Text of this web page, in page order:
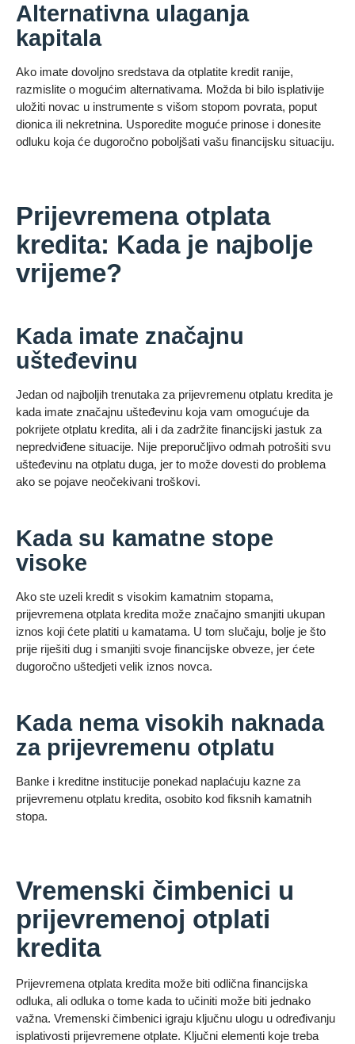
Alternativna ulaganja
kapitala
Ako imate dovoljno sredstava da otplatite kredit ranije,
razmislite o mogućim alternativama. Možda bi bilo isplativije
uložiti novac u instrumente s višom stopom povrata, poput
dionica ili nekretnina. Usporedite moguće prinose i donesite
odluku koja će dugoročno poboljšati vašu financijsku situaciju.
Prijevremena otplata
kredita: Kada je najbolje
vrijeme?
Kada imate značajnu
ušteđevinu
Jedan od najboljih trenutaka za prijevremenu otplatu kredita je
kada imate značajnu ušteđevinu koja vam omogućuje da
pokrijete otplatu kredita, ali i da zadržite financijski jastuk za
nepredviđene situacije. Nije preporučljivo odmah potrošiti svu
ušteđevinu na otplatu duga, jer to može dovesti do problema
ako se pojave neočekivani troškovi.
Kada su kamatne stope
visoke
Ako ste uzeli kredit s visokim kamatnim stopama,
prijevremena otplata kredita može značajno smanjiti ukupan
iznos koji ćete platiti u kamatama. U tom slučaju, bolje je što
prije riješiti dug i smanjiti svoje financijske obveze, jer ćete
dugoročno uštedjeti velik iznos novca.
Kada nema visokih naknada
za prijevremenu otplatu
Banke i kreditne institucije ponekad naplaćuju kazne za
prijevremenu otplatu kredita, osobito kod fiksnih kamatnih
stopa.
Vremenski čimbenici u
prijevremenoj otplati
kredita
Prijevremena otplata kredita može biti odlična financijska
odluka, ali odluka o tome kada to učiniti može biti jednako
važna. Vremenski čimbenici igraju ključnu ulogu u određivanju
isplativosti prijevremene otplate. Ključni elementi koje treba